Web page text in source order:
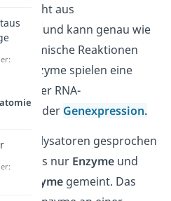
besteht aus
und kann genau wie
biochemische Reaktionen
Ribozyme spielen eine
in der RNA-
und der Genexpression.
gesprochen
meistens nur Enzyme und
Ribozyme gemeint. Das